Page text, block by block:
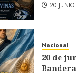
20
Nacional
20 de
Bandera